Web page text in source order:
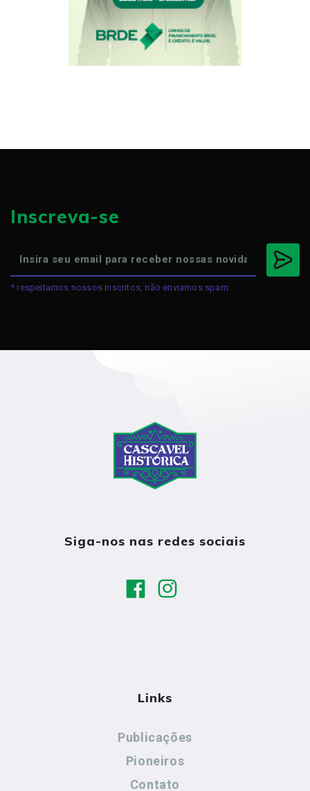
Inscreva-se
* respeitamos nossos inscritos, não enviamos spam.
Siga-nos nas redes sociais
Links
Publicações
Pioneiros
Contato